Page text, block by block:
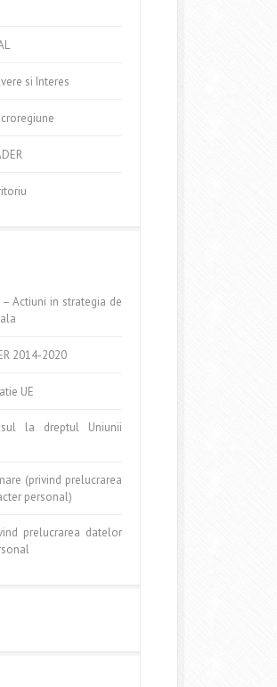
si Interes
– Actiuni in strategia de
2014-2020
UE
la dreptul Uniunii
(privind prelucrarea
personal)
prelucrarea datelor